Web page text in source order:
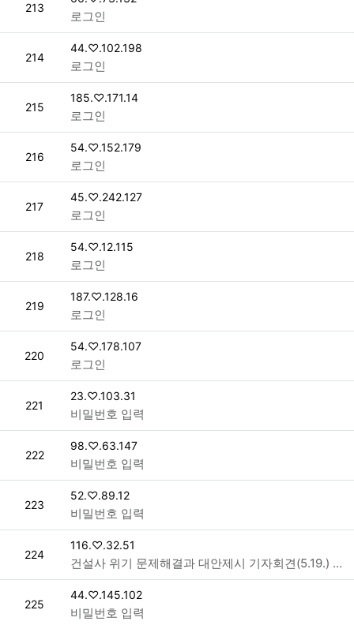
번호
213
로그인
번호
214
접속자
44.♡.102.198
로그인
번호
215
접속자
185.♡.171.14
로그인
번호
216
접속자
54.♡.152.179
로그인
번호
217
접속자
45.♡.242.127
로그인
번호
218
접속자
54.♡.12.115
로그인
번호
219
접속자
187.♡.128.16
로그인
번호
220
접속자
54.♡.178.107
로그인
번호
221
접속자
23.♡.103.31
비밀번호 입력
번호
222
접속자
98.♡.63.147
비밀번호 입력
번호
223
접속자
52.♡.89.12
비밀번호 입력
번호
224
접속자
116.♡.32.51
건설사 위기 문제해결과 대안제시 기자회견(5.19.) > 성명/보도
번호
225
접속자
44.♡.145.102
비밀번호 입력